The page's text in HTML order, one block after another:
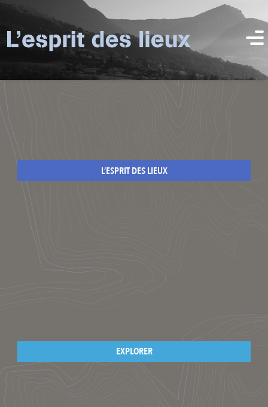
L’ESPRIT DES LIEUX
EXPLORER